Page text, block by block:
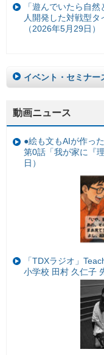
「遊んでいたら自
人開発した対戦型タ
（2026年5月29日）
イベント・セミナー
動画ニュース
●絵も文もAIが作っ
第0話「我が家に『
日）
「TDXラジオ」
小学校 田村 久仁子